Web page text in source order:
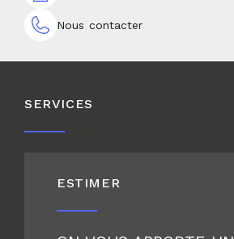
Nous contacter
SERVICES
ESTIMER